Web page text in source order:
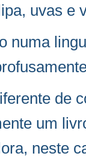
uvas e
numa
de
um
neste